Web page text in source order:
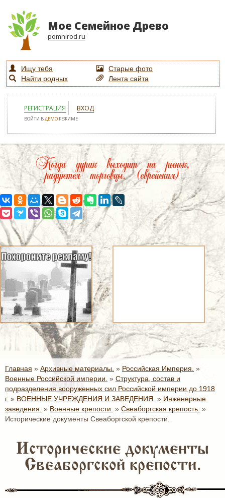
Мое Семейное Древо
pomnirod.ru
Ищу тебя
Старые фото
Найти родных
Лента сайта
РЕГИСТРАЦИЯ ВХОД
ВОЙТИ ВДЕМО РЕЖИМЕ
Когда дурак выходит на рынок,
радуются торговцы. (еврейская)
Главная » Архивные материалы. » Российская Империя. »
Военные Российской империи. » Структура, состав и
подразделения вооруженных сил Российской империи до 1918
г. » ВОЕННЫЕ УЧРЕЖДЕНИЯ И ЗАВЕДЕНИЯ. » Инженерные
заведения. » Военные крепости. » Свеаборгская крепость. »
Исторические документы Свеаборгской крепости.
Исторические документы
Свеаборгской крепости.